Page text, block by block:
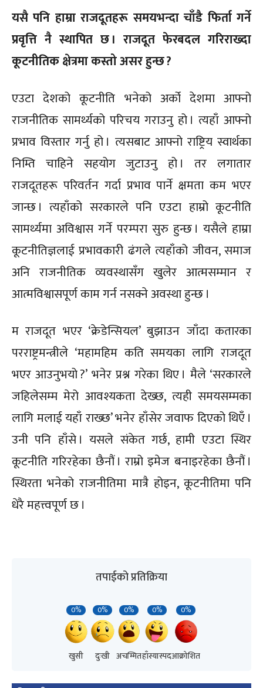
यसै पनि हाम्रा राजदूतहरू समयभन्दा चाँडै फिर्ता गर्ने
प्रवृत्ति नै स्थापित छ । राजदूत फेरबदल गरिराख्दा
कूटनीतिक क्षेत्रमा कस्तो असर हुन्छ ?
एउटा देशको कूटनीति भनेको अर्को देशमा आफ्नो
राजनीतिक सामर्थ्यको परिचय गराउनु हो । त्यहाँ आफ्नो
प्रभाव विस्तार गर्नु हो । त्यसबाट आफ्नो राष्ट्रिय स्वार्थका
निम्ति चाहिने सहयोग जुटाउनु हो । तर लगातार
राजदूतहरू परिवर्तन गर्दा प्रभाव पार्ने क्षमता कम भएर
जान्छ । त्यहाँको सरकारले पनि एउटा हाम्रो कूटनीति
सामर्थ्यमा अविश्वास गर्ने परम्परा सुरु हुन्छ । यसैले हाम्रा
कूटनीतिज्ञलाई प्रभावकारी ढंगले त्यहाँको जीवन, समाज
अनि राजनीतिक व्यवस्थासँग खुलेर आत्मसम्मान र
आत्मविश्वासपूर्ण काम गर्न नसक्ने अवस्था हुन्छ ।
म राजदूत भएर ‘क्रेडेन्सियल’ बुझाउन जाँदा कतारका
परराष्ट्रमन्त्रीले ‘महामहिम कति समयका लागि राजदूत
भएर आउनुभयो ?’ भनेर प्रश्न गरेका थिए । मैले ‘सरकारले
जहिलेसम्म मेरो आवश्यकता देख्छ, त्यही समयसम्मका
लागि मलाई यहाँ राख्छ’ भनेर हाँसेर जवाफ दिएको थिएँ ।
उनी पनि हाँसे । यसले संकेत गर्छ, हामी एउटा स्थिर
कूटनीति गरिरहेका छैनौं । राम्रो इमेज बनाइरहेका छैनौं ।
स्थिरता भनेको राजनीतिमा मात्रै होइन, कूटनीतिमा पनि
धेरै महत्त्वपूर्ण छ ।
तपाईको प्रतिक्रिया
0%
खुसी
0%
दुःखी
0%
अचम्मित
0%
हाँस्यास्पद
0%
आक्रोशित